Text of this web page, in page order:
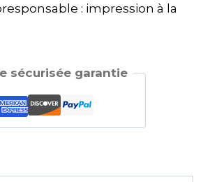
: impression à la
sécurisée garantie